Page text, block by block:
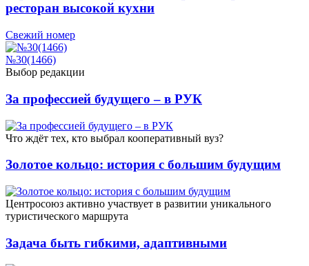
ресторан высокой кухни
Свежий номер
№30(1466)
Выбор редакции
За профессией будущего – в РУК
Что ждёт тех, кто выбрал кооперативный вуз?
Золотое кольцо: история с большим будущим
Центросоюз активно участвует в развитии уникального
туристического маршрута
Задача быть гибкими, адаптивными